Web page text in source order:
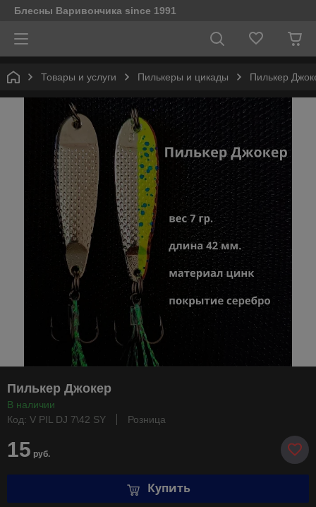
Блесны Варивончика since 1991
Товары и услуги Пилькеры и цикады Пилькер
Пилькер Джокер
В наличии
Код: V PIL DJ 7\42 SY
Розница
15 руб.
Купить